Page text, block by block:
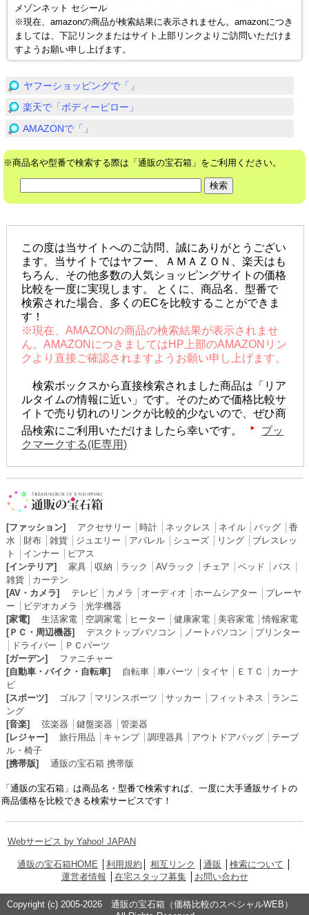
メゾンネット セシール
※現在、amazonの商品が検索結果に表示されません。amazonにつき
ましては、下記リンクまたはサイト上部リンクよりご訪問いただけま
すようお願い申し上げます。
ヤフーショッピングで「」
楽天で「ボディーピロー」
AMAZONで「」
※商品名や型番で検索する際は「通販の宝石箱」をご利用ください。
この度は当サイトへのご訪問、誠にありがとうござい
ます。当サイトではヤフー、ＡＭＡＺＯＮ、楽天はも
ちろん、その他多数の人気ショッピングサイトの価格
比較を一度に実現します。 とくに、商品名、型番で
検索された場合、多くのECを比較することができま
す！
※現在、AMAZONの商品の検索結果が表示されませ
ん。AMAZONにつきましてはHP上部のAMAZONリン
クより直接ご確認されますようお願い申し上げます。
検索ボックスから直接検索されました商品は「リア
ルタイムの情報に近い」です。そのためで価格比較サ
イトで売り切れのリンクが比較的少ないので、ぜひ商
品検索にご利用いただけましたら幸いです。
ブッ
クマークする(IE専用)
[ファッション] アクセサリー 時計│ ネックレス ネイル│ バッグ│ 香
水
財布│ 雑貨│ ジュエリー アパレル│ シューズ│ リング│ ブレスレッ
ト
インナー
ピアス
[インテリア]
家具│ 収納 ラック AVラック チェア ベッド バス
雑貨│ カーテン
[AV・カメラ]
テレビ│ カメラ オーディオ ホームシアター
プレーヤ
ー
ビデオカメラ
光学機器
[家電]
生活家電│ 空調家電│ ヒーター 健康家電│ 美容家電│情報家電
[ＰＣ・周辺機器]
デスクトップパソコン ノートパソコン
プリンター
ドライバー
ＰＣパーツ
[ガーデン]
ファニチャー
[自動車・バイク・自転車]
自転車│ 車パーツ タイヤ ＥＴＣ
カーナ
ビ
[スポーツ]
ゴルフ マリンスポーツ サッカー フィットネス
ランニ
ング
[音楽]
弦楽器 鍵盤楽器
管楽器
[レジャー]
旅行用品 キャンプ│ 調理器具│ アウトドアバッグ│ テーブ
ル・椅子
[携帯版]
通販の宝石箱 携帯版
「通販の宝石箱」は商品名・型番で検索すれば、一度に大手通販サイトの
商品価格を比較できる検索サービスです！
Webサービス by Yahoo! JAPAN
通販の宝石箱HOME 利用規約 相互リンク 通販 検索について
運営者情報
在宅スタッフ募集│ お問い合わせ
Copyright (c) 2005-2026 通販の宝石箱（価格比較のスペシャルWEB）